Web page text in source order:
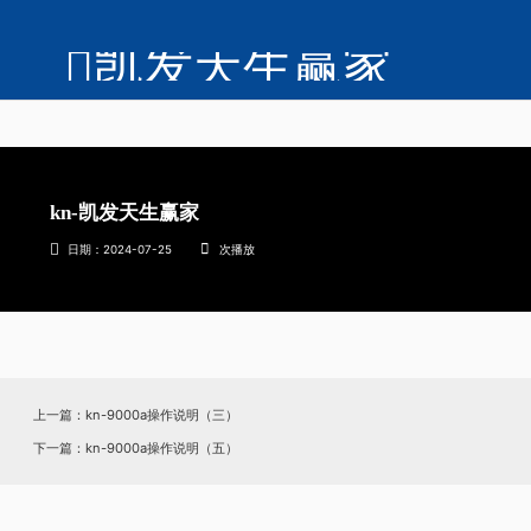
凯发天生赢家
kn-凯发天生赢家
日期：2024-07-25 次播放
上一篇：kn-9000a操作说明（三）
下一篇：kn-9000a操作说明（五）